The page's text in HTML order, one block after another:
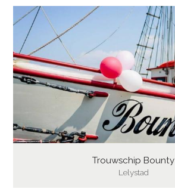
Trouwschip Bounty
Lelystad